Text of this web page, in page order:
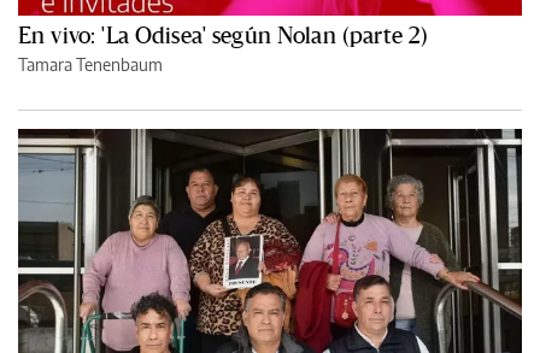
En vivo: 'La Odisea' según Nolan (parte 2)
Tamara Tenenbaum